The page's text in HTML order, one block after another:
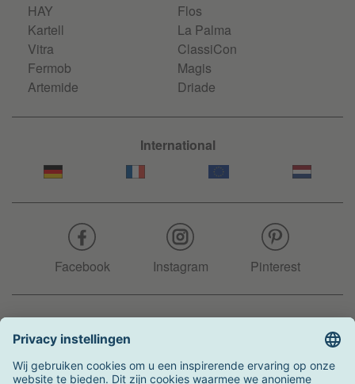
HAY
Kartell
Vitra
Fermob
Artemide
Flos
La Palma
ClassiCon
Magis
Driade
International
Facebook Instagram Pinterest
+31 204 990 283